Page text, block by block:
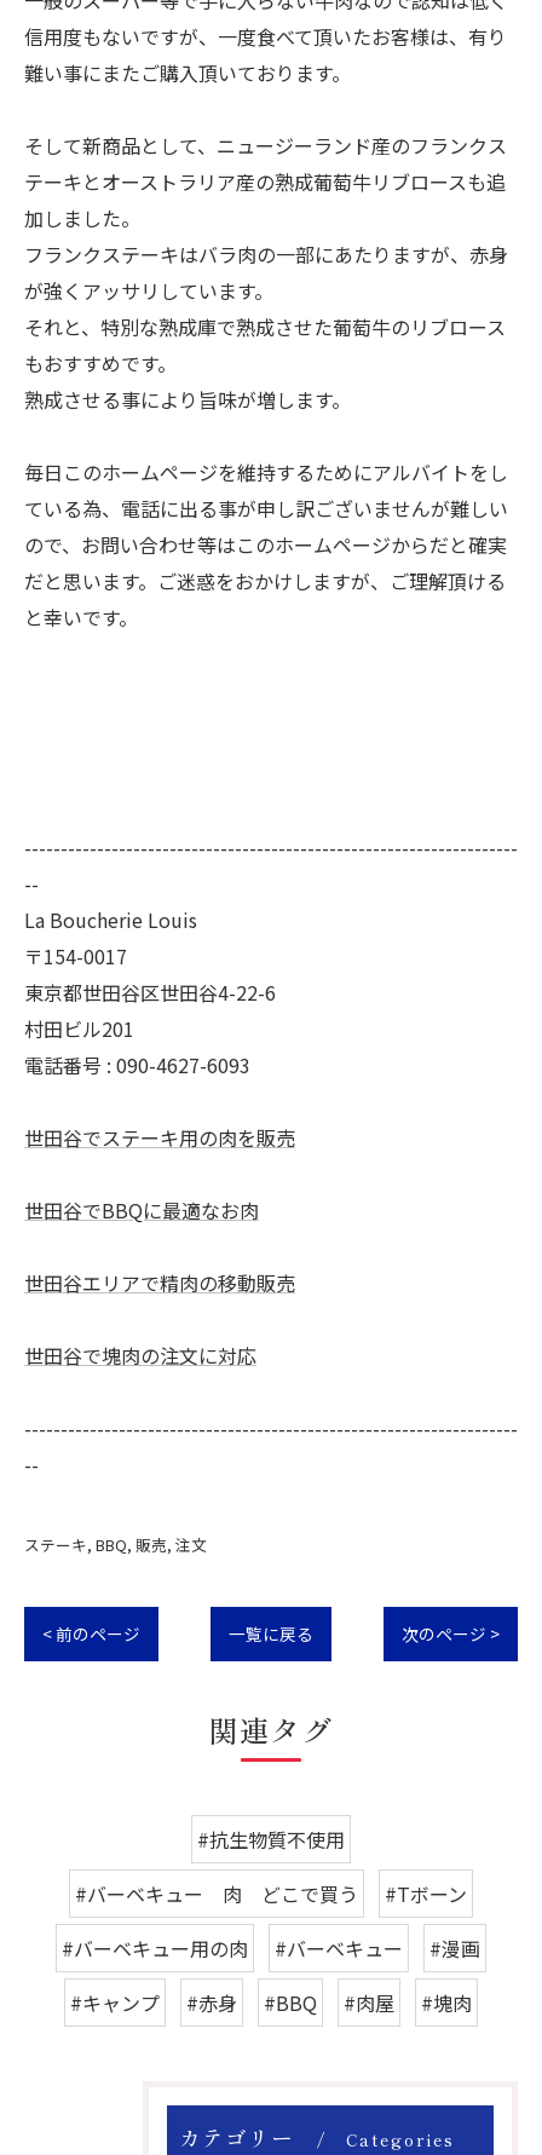
信用度もないですが、一度食べて頂いたお客様は、有り
難い事にまたご購入頂いております。
そして新商品として、ニュージーランド産のフランクス
テーキとオーストラリア産の熟成葡萄牛リブロースも追
加しました。
フランクステーキはバラ肉の一部にあたりますが、赤身
が強くアッサリしています。
それと、特別な熟成庫で熟成させた葡萄牛のリブロース
もおすすめです。
熟成させる事により旨味が増します。
毎日このホームページを維持するためにアルバイトをし
ている為、電話に出る事が申し訳ございませんが難しい
ので、お問い合わせ等はこのホームページからだと確実
だと思います。ご迷惑をおかけしますが、ご理解頂ける
と幸いです。
--------------------------------------------------------------------
--
La Boucherie Louis
〒154-0017
東京都世田谷区世田谷4-22-6
村田ビル201
電話番号 : 090-4627-6093
世田谷でステーキ用の肉を販売
世田谷でBBQに最適なお肉
世田谷エリアで精肉の移動販売
世田谷で塊肉の注文に対応
--------------------------------------------------------------------
--
ステーキ BBQ 販売 注文
< 前のページ 一覧に戻る 次のページ >
関連タグ
#抗生物質不使用
#バーベキュー 肉 どこで買う
#Tボーン
#バーベキュー用の肉
#バーベキュー
#漫画
#キャンプ
#赤身 #BBQ #肉屋 #塊肉
カテゴリー Categories